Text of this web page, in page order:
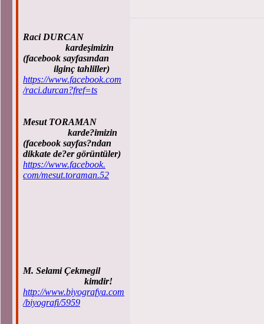
Raci DURCAN
kardeşimizin
(facebook sayfasından
ilginç tahliller)
https://www.facebook.com
/raci.durcan?fref=ts
Mesut TORAMAN
karde?imizin
(facebook sayfas?ndan
dikkate de?er görüntüler)
https://www.facebook.
com/mesut.toraman.52
M. Selami Çekmegil
kimdir!
http://www.biyografya.com
/biyografi/5959